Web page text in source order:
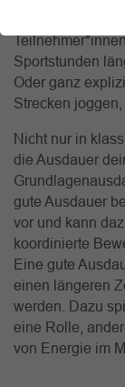
deiner
Sportstunden
Oder ganz
Strecken
Nicht nur in
die Ausdauer
gute Ausdauer
vor und kann
koordinierte
Eine gute
einen längeren
werden. Dazu
eine Rolle,
von Energie im